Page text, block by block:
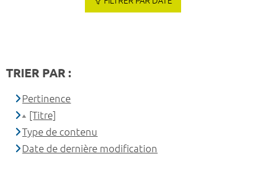
TRIER PAR :
Pertinence
[Titre]
Type de contenu
Date de dernière modification